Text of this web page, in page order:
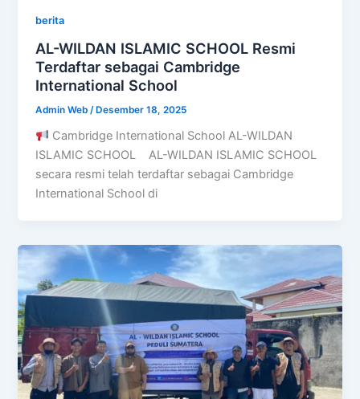
berita
AL-WILDAN ISLAMIC SCHOOL Resmi
Terdaftar sebagai Cambridge
International School
Admin Web /Desember 18, 2025
Cambridge International School AL-WILDAN
ISLAMIC SCHOOL AL-WILDAN ISLAMIC SCHOOL
secara resmi telah terdaftar sebagai Cambridge
International School di